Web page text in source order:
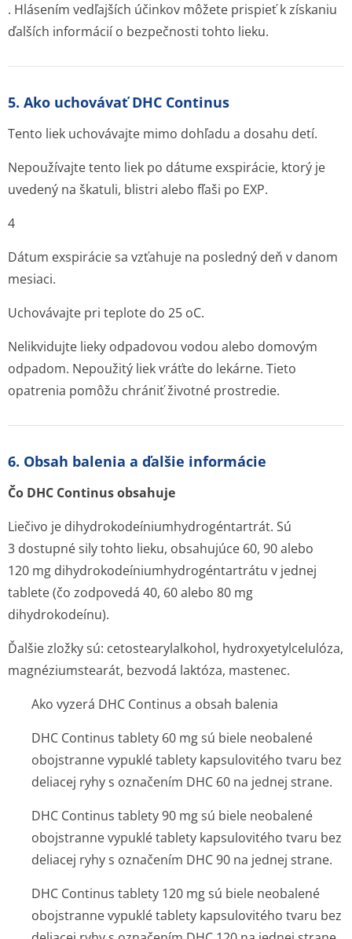
. Hlásením vedľajších účinkov môžete prispieť k získaniu
ďalších informácií o bezpečnosti tohto lieku.
5. Ako uchovávať DHC Continus
Tento liek uchovávajte mimo dohľadu a dosahu detí.
Nepoužívajte tento liek po dátume exspirácie, ktorý je
uvedený na škatuli, blistri alebo fľaši po EXP.
4
Dátum exspirácie sa vzťahuje na posledný deň v danom
mesiaci.
Uchovávajte pri teplote do 25 oC.
Nelikvidujte lieky odpadovou vodou alebo domovým
odpadom. Nepoužitý liek vráťte do lekárne. Tieto
opatrenia pomôžu chrániť životné prostredie.
6. Obsah balenia a ďalšie informácie
Čo DHC Continus obsahuje
Liečivo je dihydrokodeíni­umhydrogéntar­trát. Sú
3 dostupné sily tohto lieku, obsahujúce 60, 90 alebo
120 mg dihydrokodeíni­umhydrogéntar­trátu v jednej
tablete (čo zodpovedá 40, 60 alebo 80 mg
dihydrokodeínu).
Ďalšie zložky sú: cetostearylalkohol, hydroxyetylce­lulóza,
magnéziumstearát, bezvodá laktóza, mastenec.
Ako vyzerá DHC Continus a obsah balenia
DHC Continus tablety 60 mg sú biele neobalené
obojstranne vypuklé tablety kapsulovitého tvaru bez
deliacej ryhy s označením DHC 60 na jednej strane.
DHC Continus tablety 90 mg sú biele neobalené
obojstranne vypuklé tablety kapsulovitého tvaru bez
deliacej ryhy s označením DHC 90 na jednej strane.
DHC Continus tablety 120 mg sú biele neobalené
obojstranne vypuklé tablety kapsulovitého tvaru bez